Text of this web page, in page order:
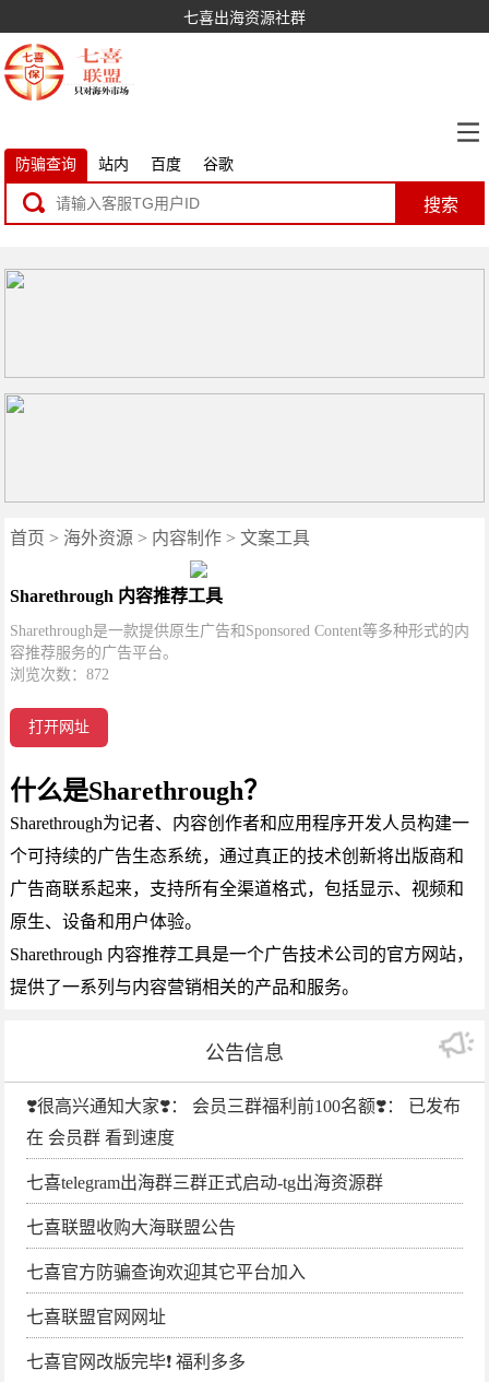
七喜出海资源社群
防骗查询 站内 百度 谷歌
搜索
首页 > 海外资源 > 内容制作 >文案工具
Sharethrough 内容推荐工具
Sharethrough是一款提供原生广告和Sponsored Content等多种形式的内
容推荐服务的广告平台。
浏览次数：872
打开网址
什么是Sharethrough？
Sharethrough为记者、内容创作者和应用程序开发人员构建一
个可持续的广告生态系统，通过真正的技术创新将出版商和
广告商联系起来，支持所有全渠道格式，包括显示、视频和
原生、设备和用户体验。
Sharethrough 内容推荐工具是一个广告技术公司的官方网站，
提供了一系列与内容营销相关的产品和服务。
公告信息
❣️很高兴通知大家❣️： 会员三群福利前100名额❣️： 已发布
在 会员群 看到速度
七喜telegram出海群三群正式启动-tg出海资源群
七喜联盟收购大海联盟公告
七喜官方防骗查询欢迎其它平台加入
七喜联盟官网网址
七喜官网改版完毕❗️ 福利多多